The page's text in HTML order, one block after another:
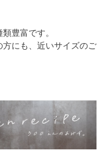
豊富です。
にも、近いサイズのご